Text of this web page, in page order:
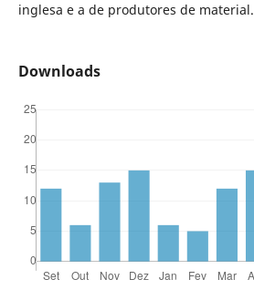
inglesa e a de produtores de material.
Downloads